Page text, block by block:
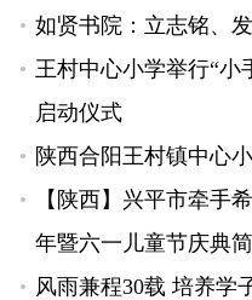
如贤书院：立志铭、
王村中心小学举行“小
启动仪式
陕西合阳王村镇中心
【陕西】兴平市牵手
年暨六一儿童节庆典
风雨兼程30载 培养